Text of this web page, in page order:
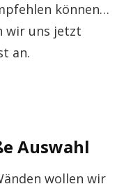
können…
wir uns jetzt
an.
Auswahl
wollen wir